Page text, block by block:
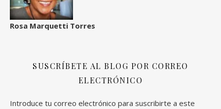
Rosa Marquetti Torres
SUSCRÍBETE AL BLOG POR CORREO
ELECTRÓNICO
Introduce tu correo electrónico para suscribirte a este